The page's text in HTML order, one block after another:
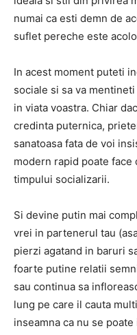
numai ca esti demn de
suflet pereche este
In acest moment puteti
sociale si sa va
in viata voastra. Chiar
credinta puternica,
sanatoasa fata de voi
modern rapid poate
timpului socializarii.
Si devine putin mai
vrei in partenerul tau
pierzi agatand in baruri
foarte putine relatii
sau continua sa
lung pe care il cauta
inseamna ca nu se